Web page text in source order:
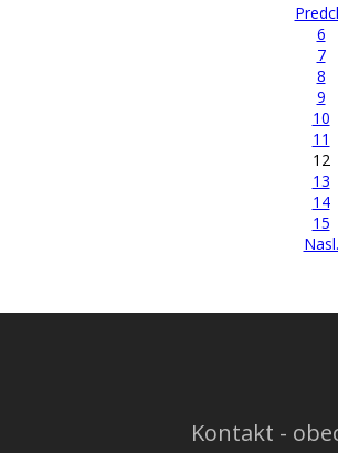
6
7
8
9
10
11
12
13
14
15
Nasl.
Kontakt -